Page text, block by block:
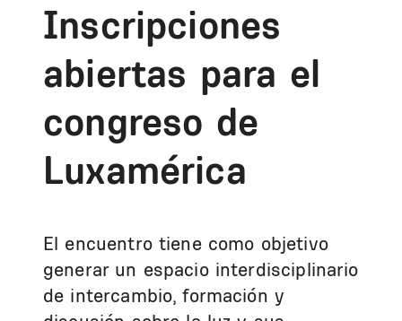
Inscripciones
abiertas para el
congreso de
Luxamérica
El encuentro tiene como objetivo
generar un espacio interdisciplinario
de intercambio, formación y